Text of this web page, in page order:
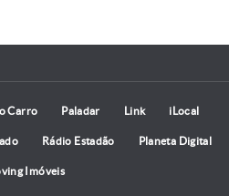
Carro Paladar Link iLocal
Rádio Estadão Planeta Digital
Imóveis